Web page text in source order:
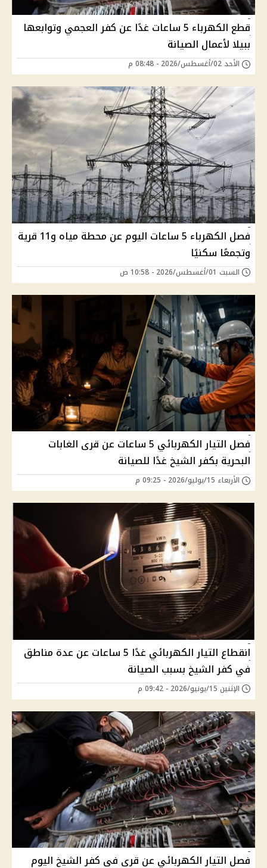
قطع الكهرباء 5 ساعات غدًا عن كفر العجمي وتوابعها
ببيلا لأعمال الصيانة
الأحد 02/أغسطس/2026 - 08:48 م
فصل الكهرباء 5 ساعات اليوم عن محطة مياه و11 قرية
وتجمعًا سكنيًا
السبت 01/أغسطس/2026 - 10:58 ص
فصل التيار الكهربائي 5 ساعات عن قرى الغابات
البحرية بكفر الشيخ غدًا للصيانة
الأربعاء 15/يوليو/2026 - 09:25 م
انقطاع التيار الكهربائي غدًا 5 ساعات عن عدة مناطق
في كفر الشيخ بسبب الصيانة
الإثنين 15/يونيو/2026 - 09:42 م
فصل التيار الكهربائي عن قرى فى كفر الشيخ اليوم